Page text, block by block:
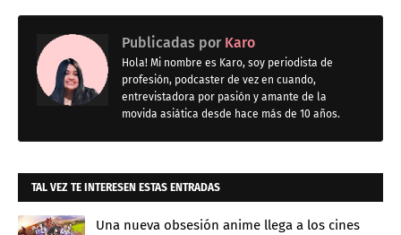
Publicadas por Karo
Hola! Mi nombre es Karo, soy periodista de
profesión, podcaster de vez en cuando,
entrevistadora por pasión y amante de la
movida asiática desde hace más de 10 años.
TAL VEZ TE INTERESEN ESTAS ENTRADAS
Una nueva obsesión anime llega a los cines